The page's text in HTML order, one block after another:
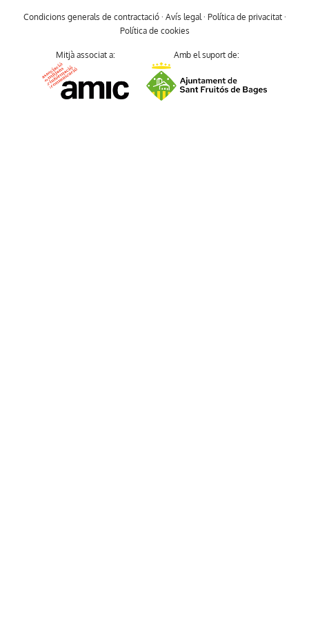
Condicions generals de contractació· Avís legal · Política de privacitat·
Política de cookies
Mitjà associat a: Amb el suport de: